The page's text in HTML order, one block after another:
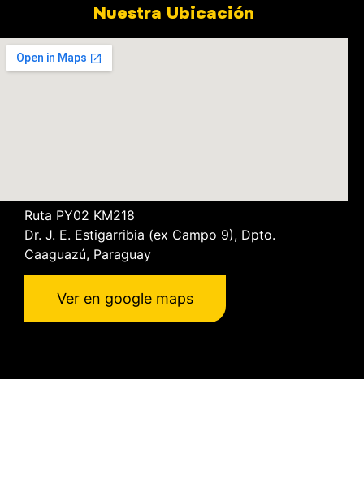
Nuestra Ubicación
Ruta PY02 KM218
Dr. J. E. Estigarribia (ex Campo 9), Dpto.
Caaguazú, Paraguay
Ver en google maps